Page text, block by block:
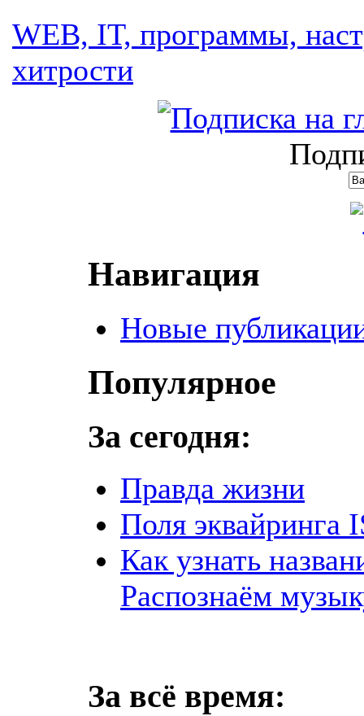
WEB, IT, программы,
хитрости
Навигация
Новые
Популярное
За сегодня:
Правда жизни
Поля эквайринга
Как узнать
Распознаём
За всё время: